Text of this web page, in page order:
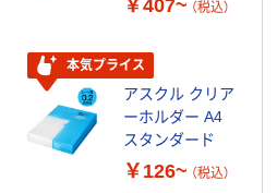
￥407~ （税込）
本気プライス
アスクル クリア
ーホルダー A4
スタンダード
￥126~ （税込）